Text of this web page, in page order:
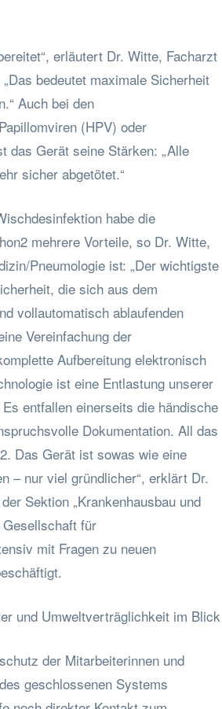
erläutert Dr. Witte, Facharzt
bedeutet maximale Sicherheit
Auch bei den
(HPV) oder
das Gerät seine Stärken: „Alle
sicher abgetötet.“
habe die
mehrere Vorteile, so Dr. Witte,
Pneumologie ist: „Der wichtigste
die sich aus dem
vollautomatisch ablaufenden
Vereinfachung der
Aufbereitung elektronisch
ist eine Entlastung unserer
entfallen einerseits die händische
Dokumentation. All das
Das Gerät ist sowas wie eine
– nur viel gründlicher“, erklärt Dr.
Sektion „Krankenhausbau und
für
mit Fragen zu neuen
und Umweltverträglichkeit im Blick
der Mitarbeiterinnen und
geschlossenen Systems